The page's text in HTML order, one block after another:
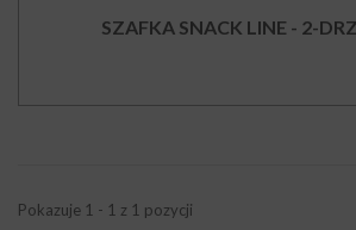
SZAFKA SNACK LINE - 2-
Pokazuje 1 - 1 z 1 pozycji